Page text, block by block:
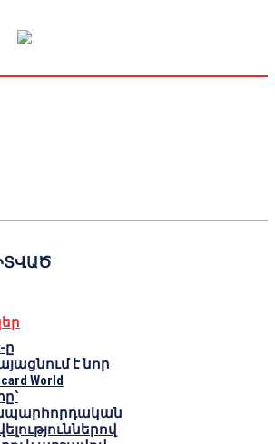
ը
է նոր
World